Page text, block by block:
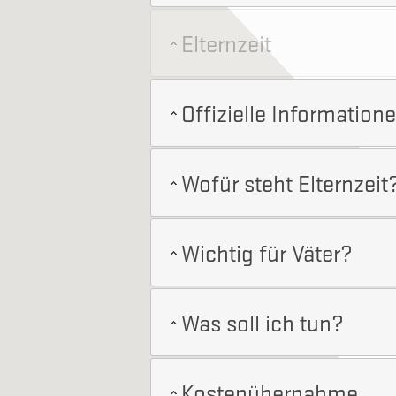
Elternzeit
Offizielle
Wofür steht
Wichtig für Väter?
Was soll ich tun?